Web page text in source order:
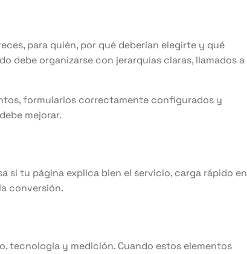
para quién, por qué deberían elegirte y qué
debe organizarse con jerarquías claras, llamados a
formularios correctamente configurados y
mejorar.
si tu página explica bien el servicio, carga rápido en
conversión.
tecnología y medición. Cuando estos elementos